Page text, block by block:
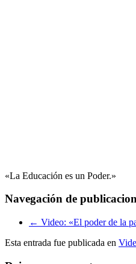
«La Educación es un Poder.»
Navegación de
← Video: «El poder de la
Esta entrada fue publicada en